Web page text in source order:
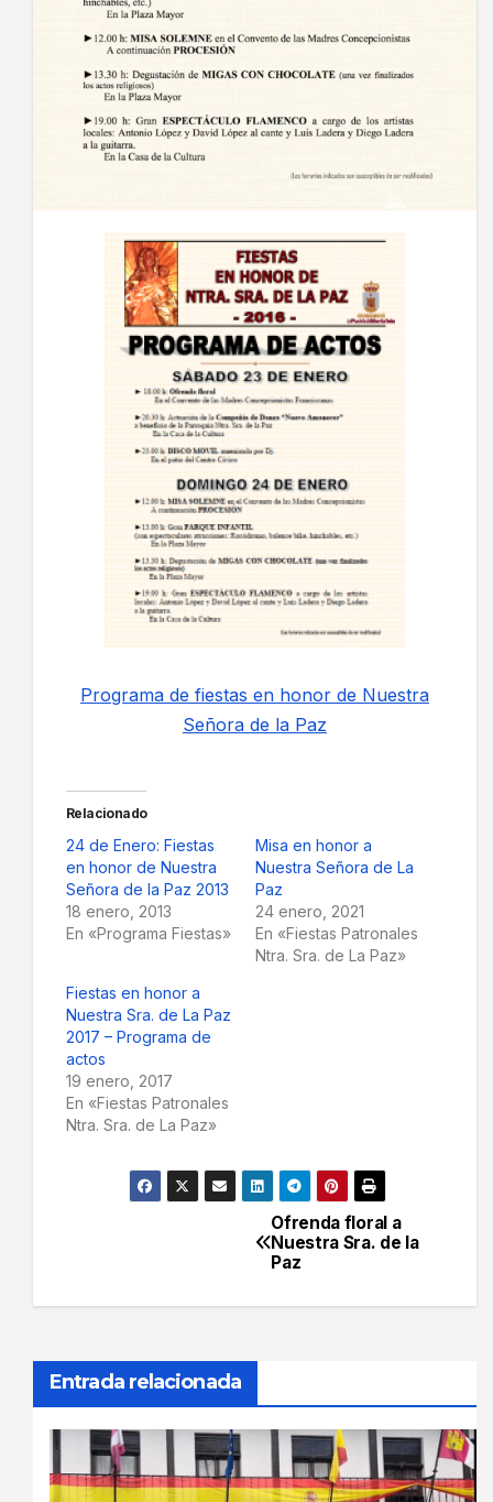
Programa de fiestas en honor de Nuestra
Señora de la Paz
Relacionado
24 de Enero: Fiestas
en honor de Nuestra
Señora de la Paz 2013
18 enero, 2013
En «Programa Fiestas»
Misa en honor a
Nuestra Señora de La
Paz
24 enero, 2021
En «Fiestas Patronales
Ntra. Sra. de La Paz»
Fiestas en honor a
Nuestra Sra. de La Paz
2017 – Programa de
actos
19 enero, 2017
En «Fiestas Patronales
Ntra. Sra. de La Paz»
Navegación Ofrenda floral a
Nuestra Sra. de la
Paz
Entrada relacionada